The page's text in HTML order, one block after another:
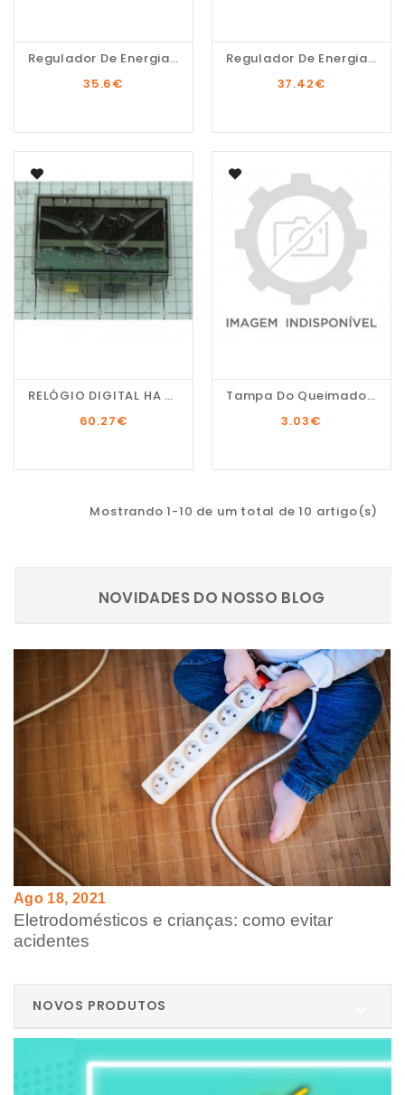
Regulador De Energia...
35.6€
Regulador De Energia...
37.42€
RELÓGIO DIGITAL HA 840...
60.27€
Tampa Do Queimador...
3.03€
Mostrando 1-10 de um total de 10 artigo(s)
Ago 18, 2021
Eletrodomésticos e crianças: como evitar
acidentes
NOVIDADES DO NOSSO BLOG
NOVOS PRODUTOS